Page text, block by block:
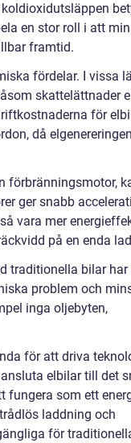
en stor roll i att
framtid.
fördelar. I vissa
skattelättnader
för
då
förbränningsmotor,
ger snabb
vara mer
på en enda
traditionella bilar har
problem och
inga oljebyten,
för att driva
elbilar till det
fungera som ett
laddning och
för